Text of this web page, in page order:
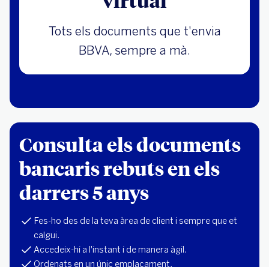
Tots els documents que t'envia
BBVA, sempre a mà.
Consulta els documents
bancaris rebuts en els
darrers 5 anys
Fes-ho des de la teva àrea de client i sempre que et
calgui.
Accedeix-hi a l'instant i de manera àgil.
Ordenats en un únic emplaçament.